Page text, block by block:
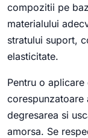
compozitii pe
materialului
stratului suport,
elasticitate.
Pentru o
corespunzatoare
degresarea si
amorsa. Se